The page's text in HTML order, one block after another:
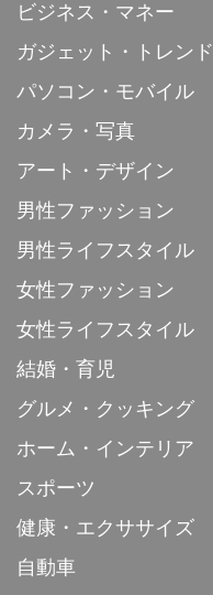
ビジネス・マネー
ガジェット・トレンド
パソコン・モバイル
カメラ・写真
アート・デザイン
男性ファッション
男性ライフスタイル
女性ファッション
女性ライフスタイル
結婚・育児
グルメ・クッキング
ホーム・インテリア
スポーツ
健康・エクササイズ
自動車